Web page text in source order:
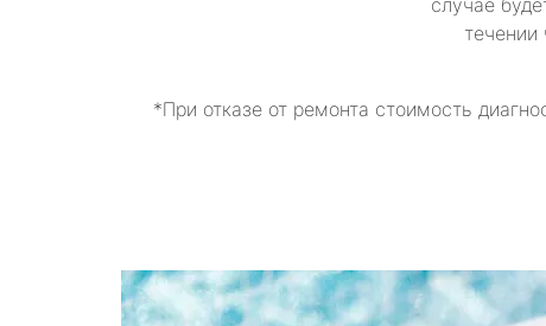
случае
течении
*При отказе от ремонта стоимость